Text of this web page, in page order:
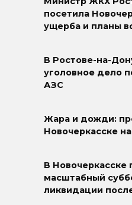
посетила
ущерба и планы
В Ростове-на-
уголовное дело
АЗС
Жара и дожди:
Новочеркасске
В Новочеркасске
масштабный
ликвидации